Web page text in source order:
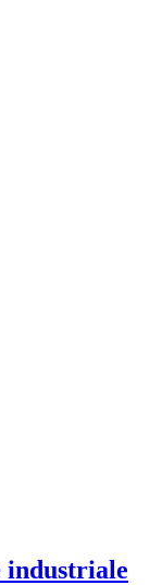
industriale